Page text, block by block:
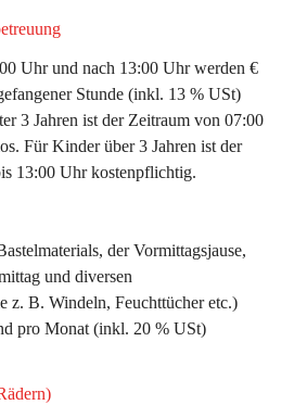
Uhr und nach 13:00 Uhr werden €
Stunde (inkl. 13 % USt)
3 Jahren ist der Zeitraum von 07:00
Für Kinder über 3 Jahren ist der
13:00 Uhr kostenpflichtig.
der Vormittagsjause,
und diversen
z. B. Windeln, Feuchttücher etc.)
pro Monat (inkl. 20 % USt)